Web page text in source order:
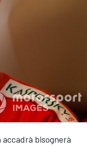
bisognerà